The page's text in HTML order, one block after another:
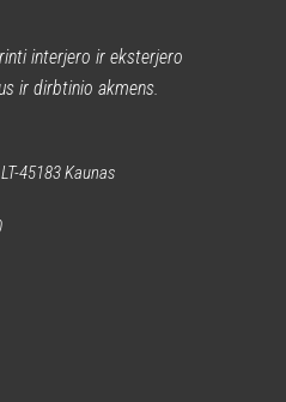
interjero ir eksterjero
ir dirbtinio akmens.
45183 Kaunas